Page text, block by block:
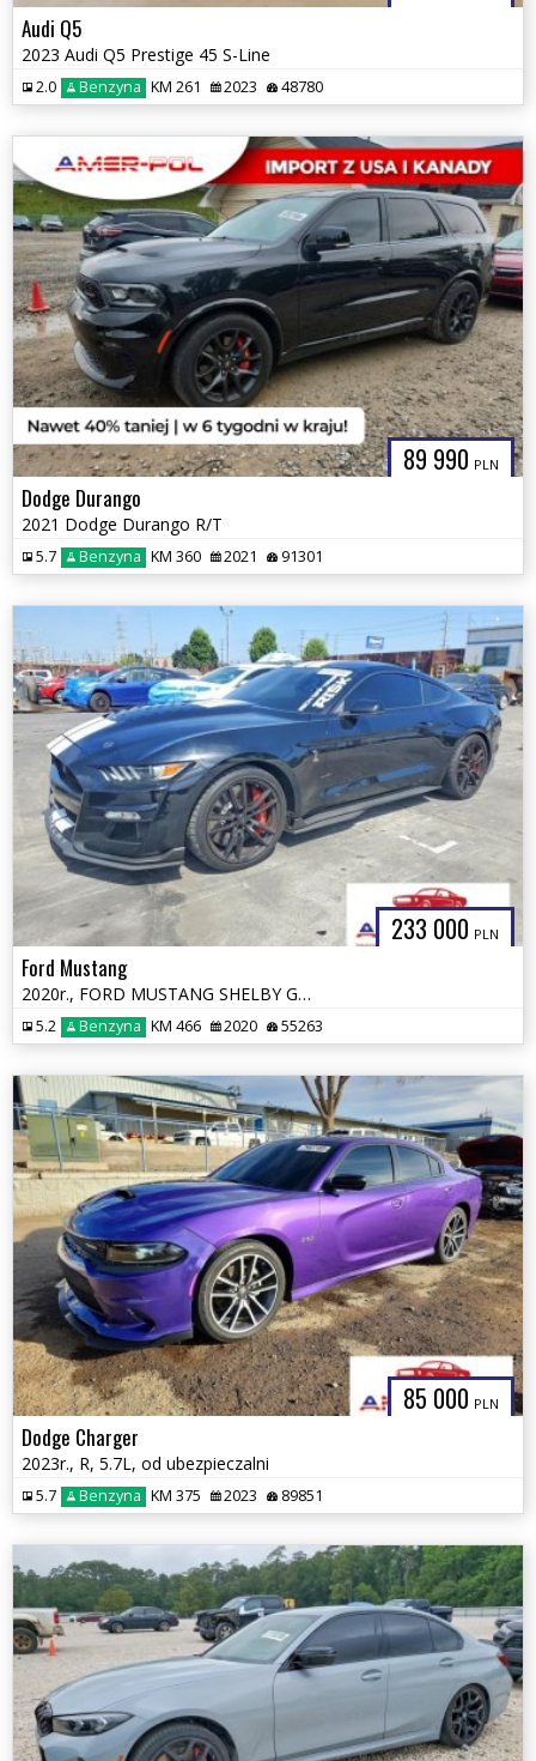
Audi Q5
2023 Audi Q5 Prestige 45 S-Line
2.0 Benzyna KM 261 2023 48780
89 990 PLN
Dodge Durango
2021 Dodge Durango R/T
5.7 Benzyna KM 360 2021 91301
233 000 PLN
Ford Mustang
2020r., FORD MUSTANG SHELBY GT500, 5.2L, od ubezpieczalni
5.2 Benzyna KM 466 2020 55263
85 000 PLN
Dodge Charger
2023r., R, 5.7L, od ubezpieczalni
5.7 Benzyna KM 375 2023 89851